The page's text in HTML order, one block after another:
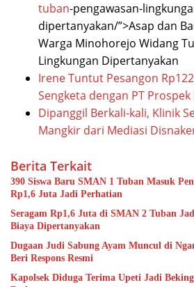
tuban-pengawasan-
dipertanyakan/”>Asap dan
Warga Minohorejo Widang
Lingkungan Dipertanyakan
Irene Tuntut Pesangon
Sengketa dengan PT
Dipanggil Berkali-kali, Klinik
Mangkir dari Mediasi
Berita Terkait
390 Siswa Baru SMAN 1 Tuban Masuk
Rp1,6 Juta Jadi Perhatian
Seragam Rp1,6 Juta di SMAN 2 Tuban
Biaya Dipertanyakan
Dugaan Judi Sabung Ayam Muncul di
Beri Respons Resmi
Kapolsek Diduga Terima Upeti Jadi Beking 303 Judi Ayam dan